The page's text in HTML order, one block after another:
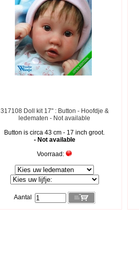
317108 Doll kit 17" : Button - Hoofdje &
ledematen - Not available
Button is circa 43 cm - 17 inch groot.
- Not available
Voorraad:
Aantal